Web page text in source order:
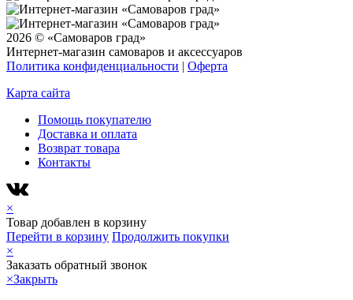
2026 © «Самоваров град»
Интернет-магазин самоваров и аксессуаров
Политика конфиденциальности | Оферта
Карта сайта
Помощь покупателю
Доставка и оплата
Возврат товара
Контакты
×
Товар добавлен в корзину
Перейти в корзину Продолжить покупки
×
Заказать обратный звонок
×Закрыть